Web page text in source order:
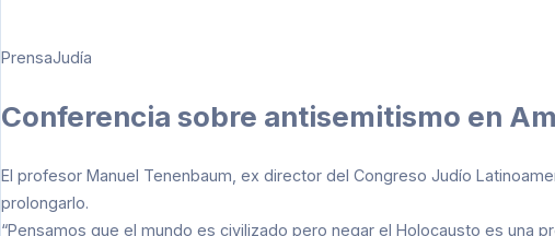
PrensaJudía
Conferencia sobre antisemitismo en
El profesor Manuel Tenenbaum, ex director del Congreso Judío
prolongarlo.
“Pensamos que el mundo es civilizado pero negar el Holocausto es una